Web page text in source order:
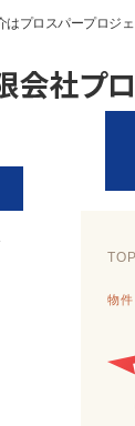
プロスパープロジェ
TOP
物